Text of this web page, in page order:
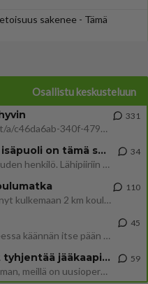
sakenee - Tämä
Osallistu keskusteluun
https://www.iltalehti.fi/viihdeuutiset/a/c46da6ab-340f-4790-aaa7-0865eed2336 Yrityksen konkurssihakemus on tullut kärä
331
Tiesitkö? Martina Aitolehden isäpuoli on tämä suosittu laulaja
Martina Aitolehti on seurattu julkisuuden henkilö. Lähipiiriin mahtuu muitakin tunnettuja henkilöitä. Tiesitkö, että Ma
34
Hesarissa päivitellään lapset joutuu nyt kulkemaan 2 km kouluun jösses. Ruostefillarilla tuo matka menee vaikka miten äk
110
Mutta mies vain tuijottaa, siinä vaiheessa käännän itse pään pois. Mikä juttu? Yleensä jos joku tuijottaa tai katsoo, hä
45
Uusioperheen aikuiset lapset tyhjentää jääkaapin käydessään
Miten selvittäisitte seuraavan ongelman, meillä on uusioperhe, minulla teini-ikäiset lapset ja puolisolla aikuiset, jotk
59